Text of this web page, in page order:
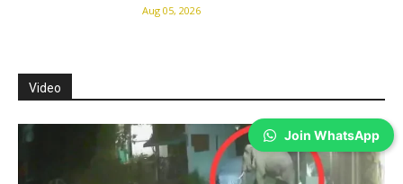
Aug 05, 2026
Video
Join WhatsApp